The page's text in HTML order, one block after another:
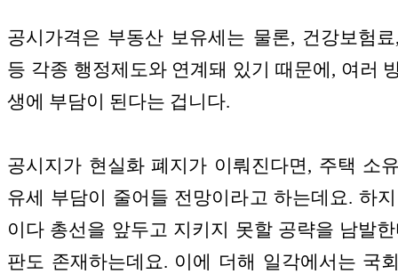
공시가격은 부동산 보유세는 물론, 건강보험료
등 각종 행정제도와 연계돼 있기 때문에 , 여러
생에 부담이 된다는 겁니다.
공시지가 현실화 폐지가 이뤄진다면, 주택 소
유세 부담이 줄어들 전망이라고 하는데요.하
이다 총선을 앞두고 지키지 못할 공략을 남발
판도 존재하는데요. 이에 더해 일각에서는 국